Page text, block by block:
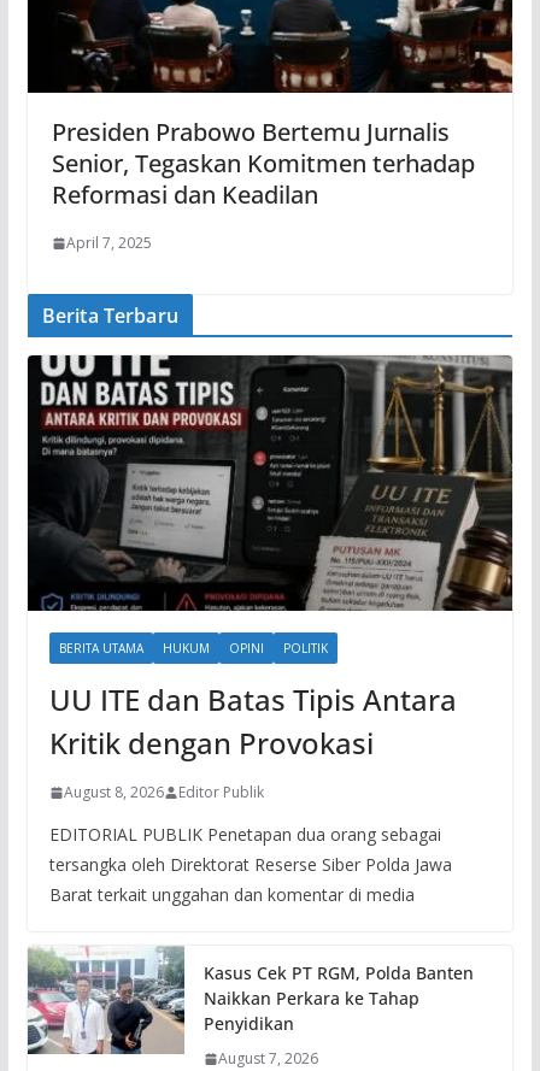
Presiden Prabowo Bertemu Jurnalis
Senior, Tegaskan Komitmen terhadap
Reformasi dan Keadilan
April 7, 2025
Berita Terbaru
BERITA UTAMA HUKUM OPINI POLITIK
UU ITE dan Batas Tipis Antara
Kritik dengan Provokasi
August 8, 2026 Editor Publik
EDITORIAL PUBLIK Penetapan dua orang sebagai
tersangka oleh Direktorat Reserse Siber Polda Jawa
Barat terkait unggahan dan komentar di media
Kasus Cek PT RGM, Polda Banten
Naikkan Perkara ke Tahap
Penyidikan
August 7, 2026